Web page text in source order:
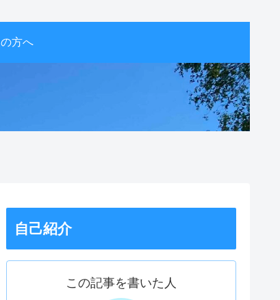
方へ
自己紹介
この記事を書いた人